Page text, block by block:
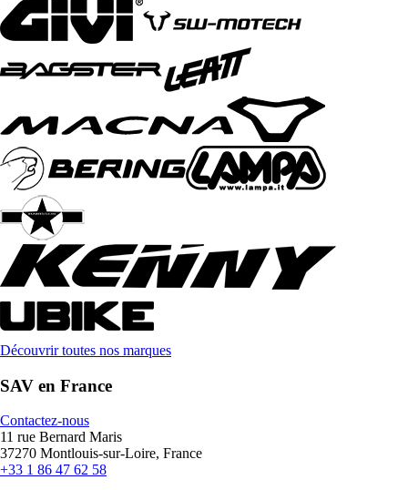
Découvrir toutes nos marques
SAV en France
Contactez-nous
11 rue Bernard Maris
37270 Montlouis-sur-Loire, France
+33 1 86 47 62 58